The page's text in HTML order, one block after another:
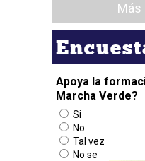
Más
Apoya la
Marcha Verde?
Si
No
Tal vez
No se